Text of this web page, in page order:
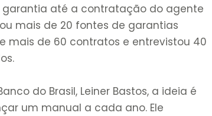
até a contratação do agente
mais de 20 fontes de garantias
mais de 60 contratos e entrevistou 40
do Brasil, Leiner Bastos, a ideia é
um manual a cada ano. Ele